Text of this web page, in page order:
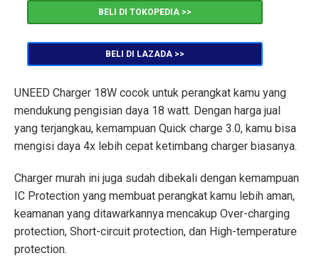
BELI DI TOKOPEDIA >>
BELI DI LAZADA >>
UNEED Charger 18W cocok untuk perangkat kamu yang
mendukung pengisian daya 18 watt. Dengan harga jual
yang terjangkau, kemampuan Quick charge 3.0, kamu bisa
mengisi daya 4x lebih cepat ketimbang charger biasanya.
Charger murah ini juga sudah dibekali dengan kemampuan
IC Protection yang membuat perangkat kamu lebih aman,
keamanan yang ditawarkannya mencakup Over-charging
protection, Short-circuit protection, dan High-temperature
protection.